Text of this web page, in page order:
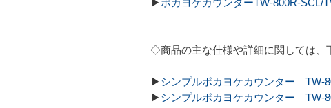
▶ ポカヨケカウンターTW-800R-
◇商品の主な仕様や詳細に関しては、
▶ シンプルポカヨケカウンター TW-
▶ シンプルポカヨケカウンター TW-